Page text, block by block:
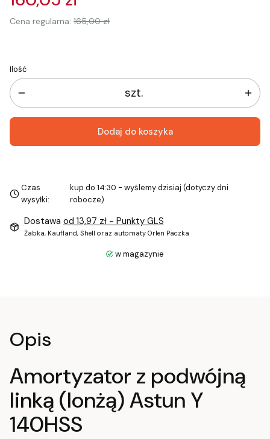
Cena regularna: 165,00 zł
Ilość
szt.
Dodaj do koszyka
Czas
wysyłki:
kup do 14:30 - wyślemy dzisiaj (dotyczy dni
robocze)
Dostawa od 13,97 zł - Punkty GLS
Żabka, Kaufland, Shell oraz automaty Orlen Paczka
w magazynie
Opis
Amortyzator z podwójną
linką (lonżą) Astun Y
140HSS